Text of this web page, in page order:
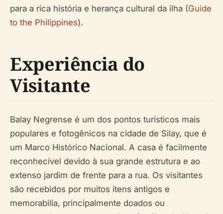
para a rica história e herança cultural da ilha (Guide
to the Philippines).
Experiência do
Visitante
Balay Negrense é um dos pontos turísticos mais
populares e fotogênicos na cidade de Silay, que é
um Marco Histórico Nacional. A casa é facilmente
reconhecível devido à sua grande estrutura e ao
extenso jardim de frente para a rua. Os visitantes
são recebidos por muitos itens antigos e
memorabilia, principalmente doados ou